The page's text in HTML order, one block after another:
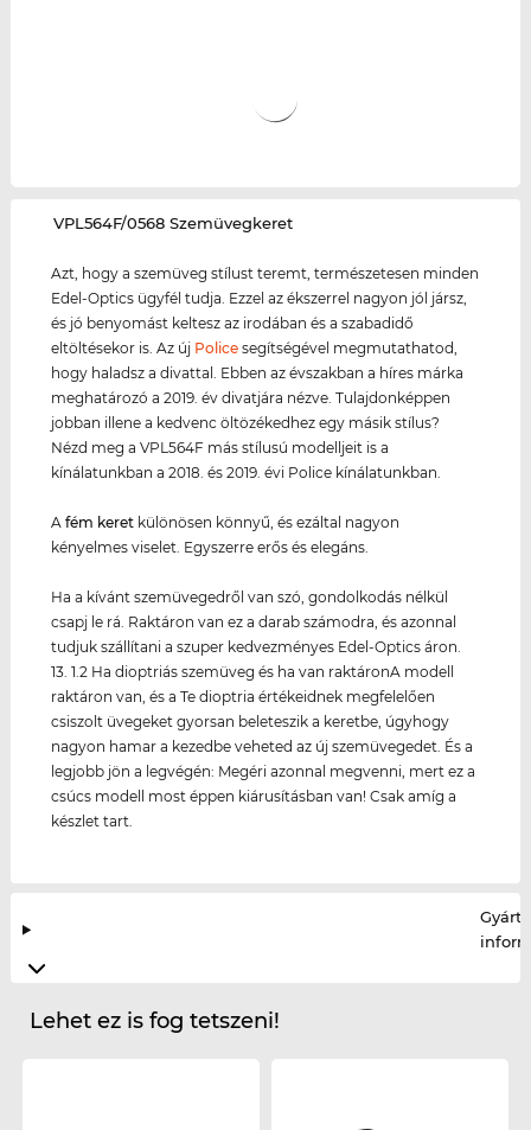
‌VPL564F/0568 Szemüvegkeret
Azt, hogy a szemüveg stílust teremt, természetesen minden
Edel-Optics ügyfél tudja. Ezzel az ékszerrel nagyon jól jársz,
és jó benyomást keltesz az irodában és a szabadidő
eltöltésekor is. Az új Police segítségével megmutathatod,
hogy haladsz a divattal. Ebben az évszakban a híres márka
meghatározó a 2019. év divatjára nézve. Tulajdonképpen
jobban illene a kedvenc öltözékedhez egy másik stílus?
Nézd meg a VPL564F más stílusú modelljeit is a
kínálatunkban a 2018. és 2019. évi Police kínálatunkban.
Afém keret különösen könnyű, és ezáltal nagyon
kényelmes viselet. Egyszerre erős és elegáns.
Ha a kívánt szemüvegedről van szó, gondolkodás nélkül
csapj le rá. Raktáron van ez a darab számodra, és azonnal
tudjuk szállítani a szuper kedvezményes Edel-Optics áron.
13. 1.2 Ha dioptriás szemüveg és ha van raktáronA modell
raktáron van, és a Te dioptria értékeidnek megfelelően
csiszolt üvegeket gyorsan beleteszik a keretbe, úgyhogy
nagyon hamar a kezedbe veheted az új szemüvegedet. És a
legjobb jön a legvégén: Megéri azonnal megvenni, mert ez a
csúcs modell most éppen kiárusításban van! Csak amíg a
készlet tart.
Lehet ez is fog tetszeni!